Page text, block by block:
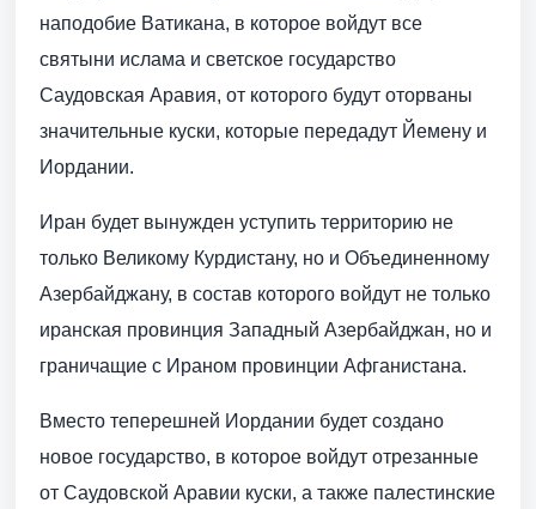
наподобие Ватикана, в которое войдут все
святыни ислама и светское государство
Саудовская Аравия, от которого будут оторваны
значительные куски, которые передадут Йемену и
Иордании.
Иран будет вынужден уступить территорию не
только Великому Курдистану, но и Объединенному
Азербайджану, в состав которого войдут не только
иранская провинция Западный Азербайджан, но и
граничащие с Ираном провинции Афганистана.
Вместо теперешней Иордании будет создано
новое государство, в которое войдут отрезанные
от Саудовской Аравии куски, а также палестинские